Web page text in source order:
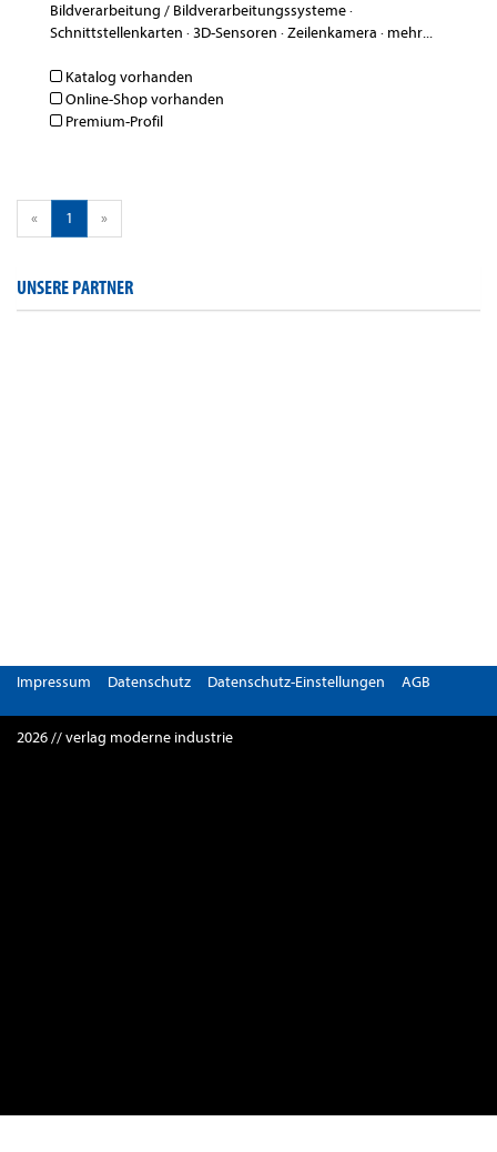
Bildverarbeitung / Bildverarbeitungssysteme·
Schnittstellenkarten ·3D-Sensoren ·Zeilenkamera · mehr...
Katalog vorhanden
Online-Shop vorhanden
Premium-Profil
« 1 »
UNSERE PARTNER
Impressum Datenschutz Datenschutz-Einstellungen AGB
2026 // verlag moderne industrie